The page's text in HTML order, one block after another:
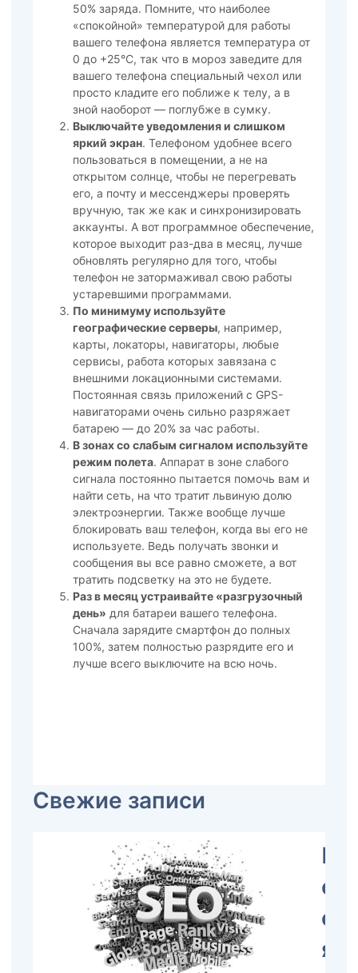
50% заряда. Помните, что наиболее
«спокойной» температурой для работы
вашего телефона является температура от
0 до +25°C, так что в мороз заведите для
вашего телефона специальный чехол или
просто кладите его поближе к телу, а в
зной наоборот — поглубже в сумку.
Выключайте уведомления и слишком
яркий экран. Телефоном удобнее всего
пользоваться в помещении, а не на
открытом солнце, чтобы не перегревать
его, а почту и мессенджеры проверять
вручную, так же как и синхронизировать
аккаунты. А вот программное обеспечение,
которое выходит раз-два в месяц, лучше
обновлять регулярно для того, чтобы
телефон не затормаживал свою работы
устаревшими программами.
По минимуму используйте
географические серверы, например,
карты, локаторы, навигаторы, любые
сервисы, работа которых завязана с
внешними локационными системами.
Постоянная связь приложений с GPS-
навигаторами очень сильно разряжает
батарею — до 20% за час работы.
В зонах со слабым сигналом используйте
режим полета. Аппарат в зоне слабого
сигнала постоянно пытается помочь вам и
найти сеть, на что тратит львиную долю
электроэнергии. Также вообще лучше
блокировать ваш телефон, когда вы его не
используете. Ведь получать звонки и
сообщения вы все равно сможете, а вот
тратить подсветку на это не будете.
Раз в месяц устраивайте «разгрузочный
день» для батареи вашего телефона.
Сначала зарядите смартфон до полных
100%, затем полностью разрядите его и
лучше всего выключите на всю ночь.
Свежие записи